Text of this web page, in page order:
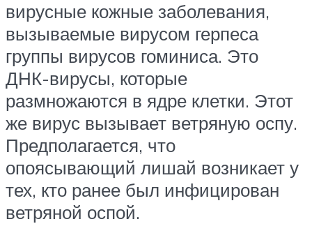
вирусные кожные заболевания,
вызываемые вирусом герпеса
группы вирусов гоминиса. Это
ДНК-вирусы, которые
размножаются в ядре клетки. Этот
же вирус вызывает ветряную оспу.
Предполагается, что
опоясывающий лишай возникает у
тех, кто ранее был инфицирован
ветряной оспой.